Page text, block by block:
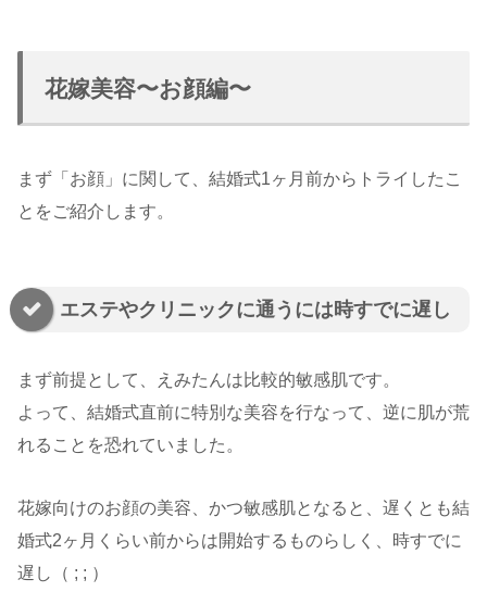
花嫁美容〜お顔編〜
まず「お顔」に関して、結婚式1ヶ月前からトライしたこ
とをご紹介します。
エステやクリニックに通うには時すでに遅し
まず前提として、えみたんは比較的敏感肌です。
よって、結婚式直前に特別な美容を行なって、逆に肌が荒
れることを恐れていました。
花嫁向けのお顔の美容、かつ敏感肌となると、遅くとも結
婚式2ヶ月くらい前からは開始するものらしく、時すでに
遅し（ ; ; ）